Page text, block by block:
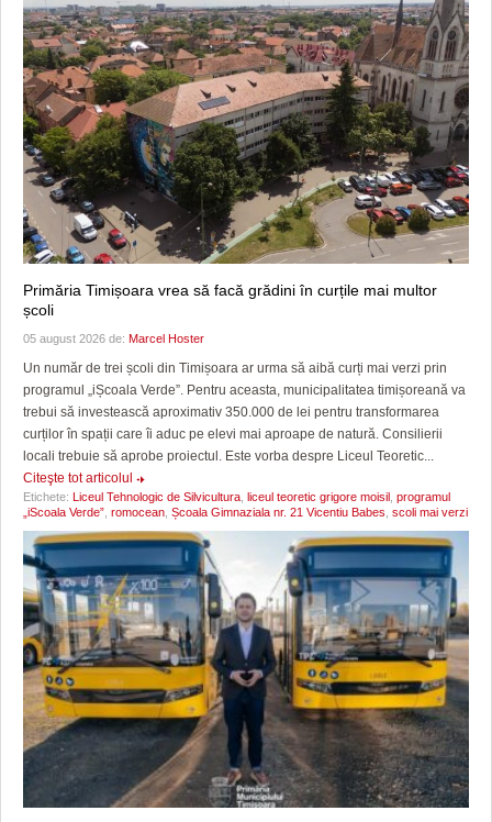
Primăria Timișoara vrea să facă grădini în curțile mai multor
școli
05 august 2026 de: Marcel Hoster
Un număr de trei școli din Timișoara ar urma să aibă curți mai verzi prin
programul „iȘcoala Verde”. Pentru aceasta, municipalitatea timișoreană va
trebui să investească aproximativ 350.000 de lei pentru transformarea
curților în spații care îi aduc pe elevi mai aproape de natură. Consilierii
locali trebuie să aprobe proiectul. Este vorba despre Liceul Teoretic...
Citeşte tot articolul
Etichete: Liceul Tehnologic de Silvicultura liceul teoretic grigore moisil
programul
„iScoala Verde” romocean Școala Gimnaziala nr. 21 Vicentiu Babes scoli mai verzi